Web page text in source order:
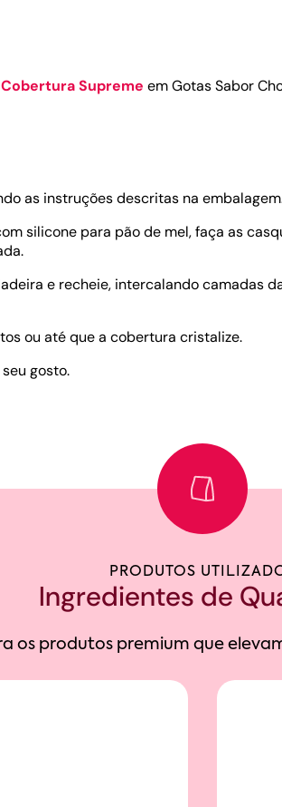
Cobertura Supreme em Gotas Sabor
as instruções descritas na
silicone para pão de mel, faça as
e recheie, intercalando camadas
ou até que a cobertura cristalize.
gosto.
PRODUTOS
Ingredientes de
os produtos premium que